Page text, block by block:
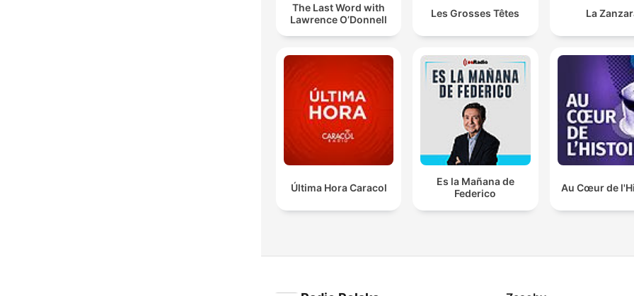
The Last Word with
Lawrence O’Donnell
Les Grosses Têtes La
Última Hora Caracol
Es la Mañana de
Federico
Au Cœur de